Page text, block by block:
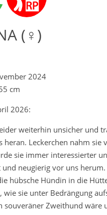
(♀)
2024
cm
2026:
weiterhin unsicher und
heran. Leckerchen nahm sie
sie immer interessierter
und neugierig vor uns herum.
hübsche Hündin in die
wie sie unter Bedrängung
souveräner Zweithund wäre